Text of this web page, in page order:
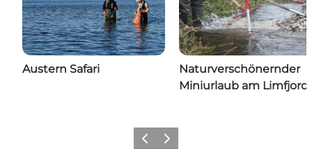
Austern Safari
Naturverschönernder
Miniurlaub am Limfjord
Vorherige Folie
Nächste Folie